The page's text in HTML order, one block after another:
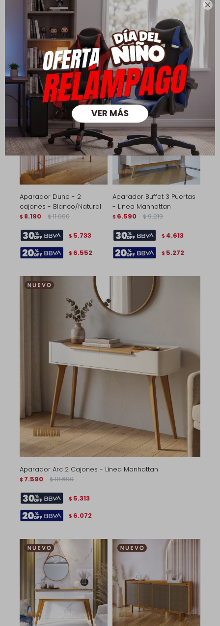

Aparador Buffet Dune
Ripiado 1.6 - Linea
Manhattan - Off White
15.390 $ 18.990
$ 10.773
$12.312
Aparador Dune - 2
cajones - Natural
$ 8.190 11.000
$ 5.733
$6.552
Aparador Dune - 2
cajones - Blanco/Natural
$ 8.190 $ 11.000
$ 5.733
$ 6.552
Aparador Buffet 3 Puertas
- Linea Manhattan
$ 6.590 $ 9.219
$ 4.613
$ 5.272
Aparador Arc 2 Cajones - Línea Manhattan
$ 7.590 $ 10.690
$ 5.313
$ 6.072